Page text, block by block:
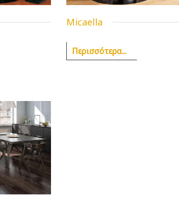
Micaella
Περισσότερα...